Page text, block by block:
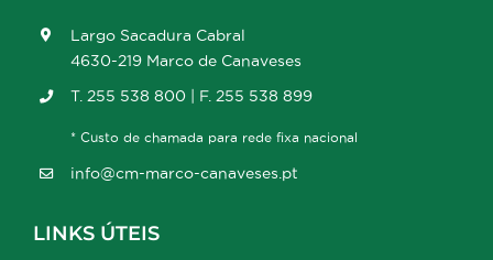
Largo Sacadura Cabral
4630-219 Marco de Canaveses
T. 255 538 800 | F. 255 538 899
* Custo de chamada para rede fixa nacional
info@cm-marco-canaveses.pt
LINKS ÚTEIS